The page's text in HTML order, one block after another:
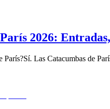
2026:
Las Catacumbas de